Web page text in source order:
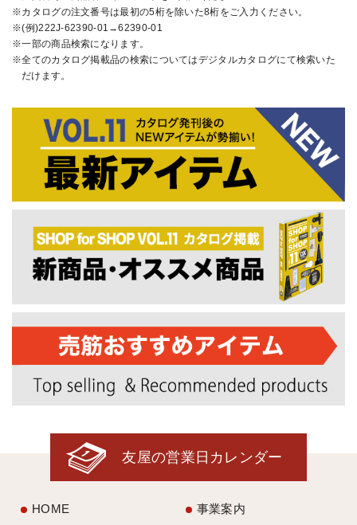
カタログの注文番号は最初の5桁を除いた8桁をご入力ください。
(例)222J-62390-01→62390-01
一部の商品検索になります。
全てのカタログ掲載品の検索についてはデジタルカタログにて検索いた
だけます。
友屋の営業日カレンダー
HOME 事業案内